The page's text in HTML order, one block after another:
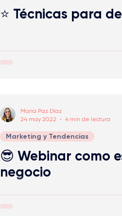
⭐ Técnicas para
😎 Webinar como
negocio
Marketing y Tendencias
María Paz Díaz
24 may 2022
4 min de lectura